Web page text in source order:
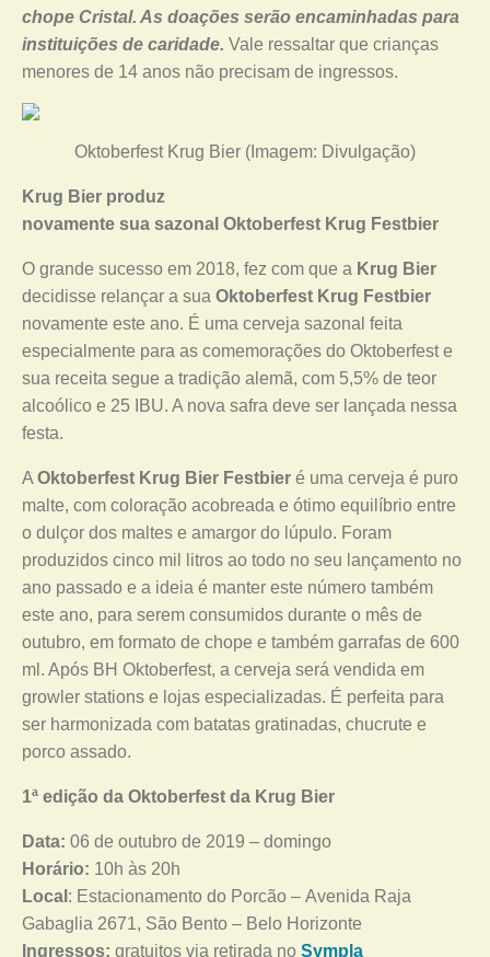
chope Cristal. As doações serão encaminhadas para
instituições de caridade. Vale ressaltar que crianças
menores de 14 anos não precisam de ingressos.
Oktoberfest Krug Bier (Imagem: Divulgação)
Krug Bier produz
novamente sua sazonal Oktoberfest Krug Festbier
O grande sucesso em 2018, fez com que a Krug Bier
decidisse relançar a sua Oktoberfest Krug Festbier
novamente este ano. É uma cerveja sazonal feita
especialmente para as comemorações do Oktoberfest e
sua receita segue a tradição alemã, com 5,5% de teor
alcoólico e 25 IBU. A nova safra deve ser lançada nessa
festa.
A Oktoberfest Krug Bier Festbier é uma cerveja é puro
malte, com coloração acobreada e ótimo equilíbrio entre
o dulçor dos maltes e amargor do lúpulo. Foram
produzidos cinco mil litros ao todo no seu lançamento no
ano passado e a ideia é manter este número também
este ano, para serem consumidos durante o mês de
outubro, em formato de chope e também garrafas de 600
ml. Após BH Oktoberfest, a cerveja será vendida em
growler stations e lojas especializadas. É perfeita para
ser harmonizada com batatas gratinadas, chucrute e
porco assado.
1ª edição da Oktoberfest da Krug Bier
Data: 06 de outubro de 2019 – domingo
Horário: 10h às 20h
Local : Estacionamento do Porcão – Avenida Raja
Gabaglia 2671, São Bento – Belo Horizonte
Ingressos: gratuitos via retirada no Sympla